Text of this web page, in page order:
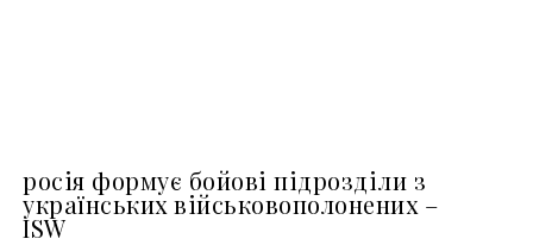
росія формує бойові підрозділи з
українських військовополонених –
ISW